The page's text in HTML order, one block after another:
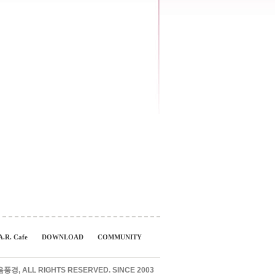
Cafe DOWNLOAD COMMUNITY
풍경, ALL RIGHTS RESERVED. SINCE 2003